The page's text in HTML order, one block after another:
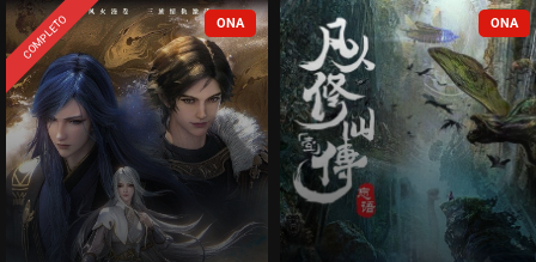
ASSISTIDO
ASSISTIDO
EPISÓDIO 33
setembro 28, 2020
ASSISTIDO
COMPLETO